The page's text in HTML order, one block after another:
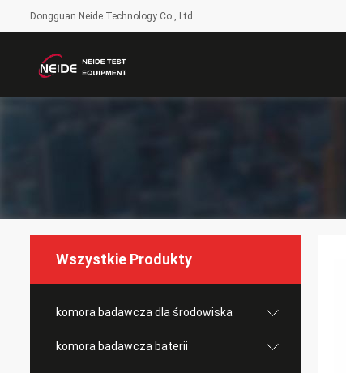
Dongguan Neide Technology Co., Ltd
Wszystkie Produkty
komora badawcza dla środowiska
komora badawcza baterii